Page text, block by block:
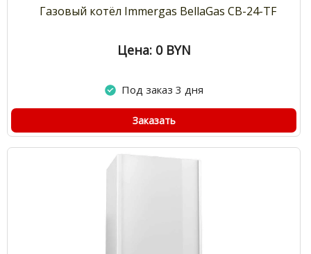
Газовый котёл Immergas BellaGas CB-24-TF
Цена: 0 BYN
Под заказ 3 дня
Заказать